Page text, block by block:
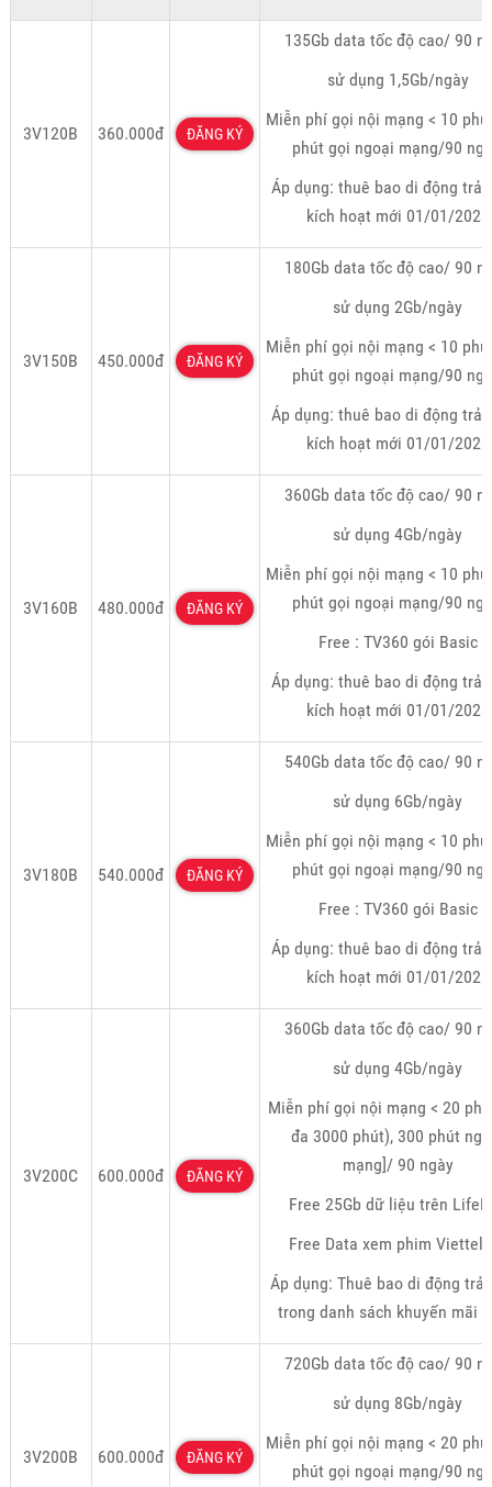
3V120B 360.000đ ĐĂNG KÝ
135Gb data tốc độ cao/ 90
sử dụng 1,5Gb/ngày
Miễn phí gọi nội mạng < 10
phút gọi ngoại mạng/90
Áp dụng: thuê bao di động trả
kích hoạt mới 01/01/2023
3V150B 450.000đ ĐĂNG KÝ
180Gb data tốc độ cao/ 90
sử dụng 2Gb/ngày
Miễn phí gọi nội mạng < 10
phút gọi ngoại mạng/90
Áp dụng: thuê bao di động trả
kích hoạt mới 01/01/2023
3V160B 480.000đ ĐĂNG KÝ
360Gb data tốc độ cao/ 90
sử dụng 4Gb/ngày
Miễn phí gọi nội mạng < 10
phút gọi ngoại mạng/90
Free : TV360 gói Basic
Áp dụng: thuê bao di động trả
kích hoạt mới 01/01/2023
3V180B 540.000đ ĐĂNG KÝ
540Gb data tốc độ cao/ 90
sử dụng 6Gb/ngày
Miễn phí gọi nội mạng < 10
phút gọi ngoại mạng/90
Free : TV360 gói Basic
Áp dụng: thuê bao di động trả
kích hoạt mới 01/01/2023
3V200C 600.000đ ĐĂNG KÝ
360Gb data tốc độ cao/ 90
sử dụng 4Gb/ngày
Miễn phí gọi nội mạng < 20
đa 3000 phút), 300 phút
mạng]/ 90 ngày
Free 25Gb dữ liệu trên
Free Data xem phim Viettel
Áp dụng: Thuê bao di động trả
trong danh sách khuyến mãi
3V200B 600.000đ ĐĂNG KÝ
720Gb data tốc độ cao/ 90
sử dụng 8Gb/ngày
Miễn phí gọi nội mạng < 20
phút gọi ngoại mạng/90